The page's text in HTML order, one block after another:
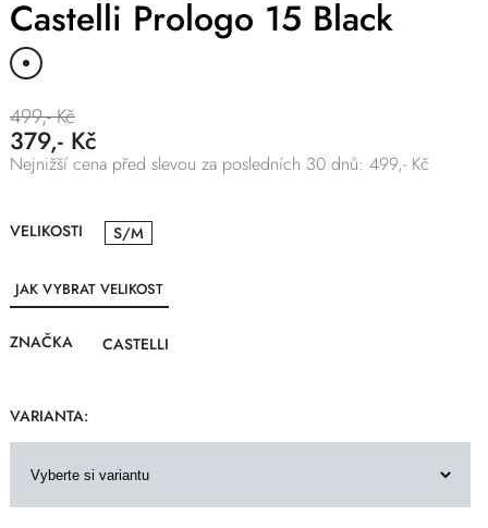
Castelli Prologo 15 Black
499,- Kč
379,- Kč
Nejnižší cena před slevou za posledních 30 dnů: 499,- Kč
VELIKOSTI S/M
JAK VYBRAT VELIKOST
ZNAČKA CASTELLI
VARIANTA: